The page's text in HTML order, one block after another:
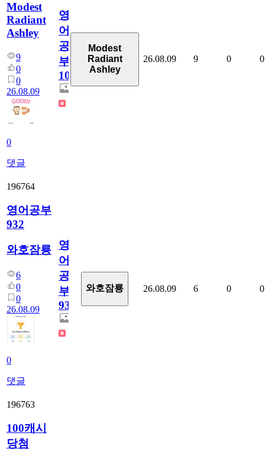
Modest
Radiant
Ashley
9
0
0
26.08.09
0
댓글
영
어
공
부
100
Modest
Radiant
Ashley
26.08.09 9 0 0
196764
영어공부
932
와호잠룡
6
0
0
26.08.09
0
댓글
영
어
공
부
932
와호잠룡 26.08.09 6 0 0
196763
100캐시
당첨